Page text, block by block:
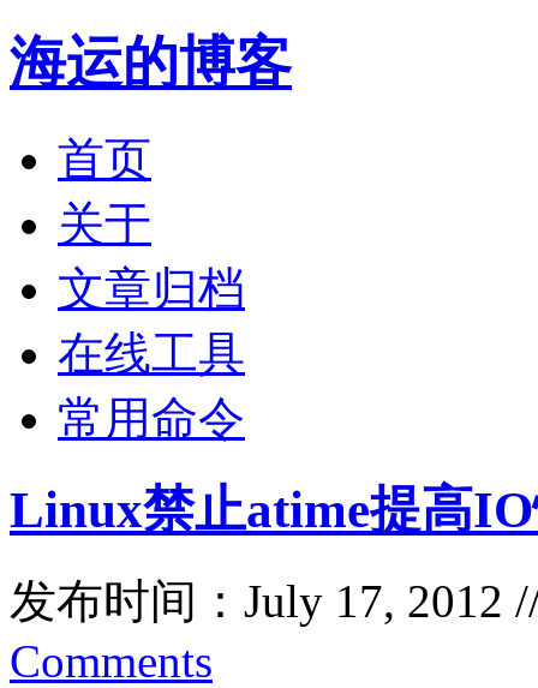
海运的博客
首页
关于
文章归档
在线工具
常用命令
Linux禁止atime提高
发布时间：July 17, 2012
Comments